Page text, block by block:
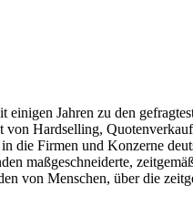
einigen Jahren zu den
Hardselling,
die Firmen und Konzerne
maßgeschneiderte,
von Menschen, über die